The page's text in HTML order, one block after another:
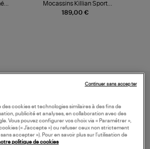
189,00 €
Mocassins Killian Sport
Mousse
LIVRAISON GRATUITE
des cookies et technologies similaires à des fins de
publicité et analyses, en collaboration avec des
Vous pouvez configurer vos choix via « Paramétrer »,
(« J’accepte ») ou refuser ceux non strictement
accepter »). Pour en savoir plus sur l’utilisation de
politique de cookies
Continuer sans accepter